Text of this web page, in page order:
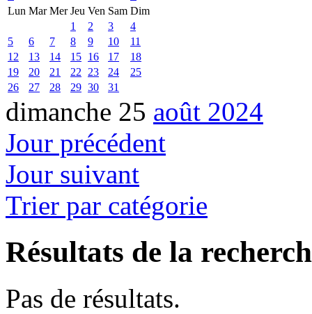
Lun Mar Mer Jeu Ven Sam Dim
1
2 3
4
5
6 7 8 9 10
11
12
13 14 15 16 17
18
19
20 21 22 23 24
25
26
27 28 29 30 31
dimanche 25 août 2024
Jour précédent
Jour suivant
Trier par catégorie
Résultats de la
Pas de résultats.